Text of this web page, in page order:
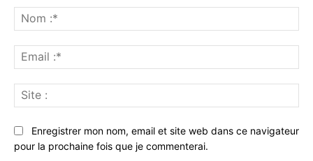
:*
:*
:
Enregistrer mon nom, email et site web dans ce navigateur
pour la prochaine fois que je commenterai.